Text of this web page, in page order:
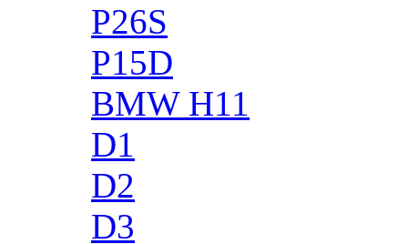
P26S
P15D
BMW H11
D1
D2
D3